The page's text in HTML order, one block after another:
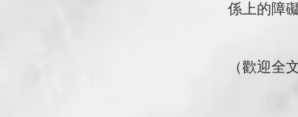
係上的障
（歡迎全